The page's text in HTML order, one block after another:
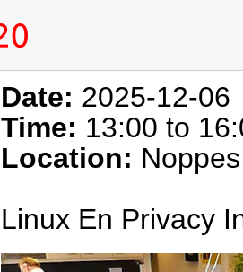
Date: 2025-12-06
Time: 13:00 to
Location:
Linux En Privacy